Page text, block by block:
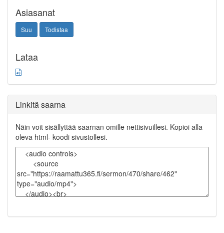
Asiasanat
Suu Todistaa
Lataa
Linkitä saarna
Näin voit sisällyttää saarnan omille nettisivuillesi. Kopioi alla
oleva html- koodi sivustollesi.